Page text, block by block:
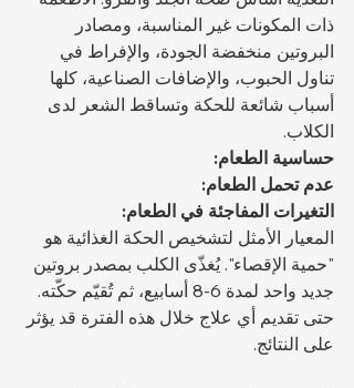
ذات المكونات غير المناسبة، ومصادر
البروتين منخفضة الجودة، والإفراط في
تناول الحبوب، والإضافات الصناعية، كلها
أسباب شائعة للحكة وتساقط الشعر لدى
الكلاب.
حساسية الطعام:
عدم تحمل الطعام:
التغيرات المفاجئة في الطعام:
المعيار الأمثل لتشخيص الحكة الغذائية هو
"حمية الإقصاء". يُغذّى الكلب بمصدر بروتين
جديد واحد لمدة 6-8 أسابيع، ثم تُقيّم حكّته.
حتى تقديم أي علاج خلال هذه الفترة قد يؤثر
على النتائج.